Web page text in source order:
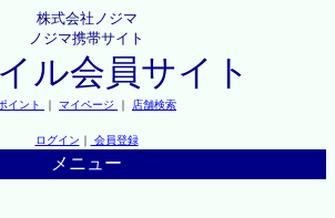
株式会社ノジマ
ノジマ携帯サイト
ル会員サイト
イント ｜ マイページ ｜ 店舗検索
ログイン ｜ 会員登録
メニュー